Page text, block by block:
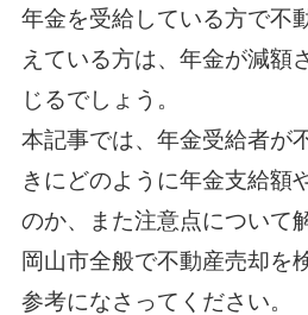
年金を受給している方で不
えている方は、年金が減額
じるでしょう。
本記事では、年金受給者が
きにどのように年金支給額
のか、また注意点について
岡山市全般で不動産売却を
参考になさってください。